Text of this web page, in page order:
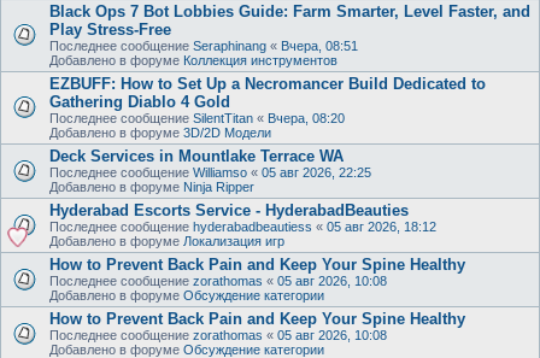
Black Ops 7 Bot Lobbies Guide: Farm Smarter, Level Faster, and
Play Stress-Free
Последнее сообщение Seraphinang « Вчера, 08:51
Добавлено в форуме Коллекция инструментов
EZBUFF: How to Set Up a Necromancer Build Dedicated to
Gathering Diablo 4 Gold
Последнее сообщение SilentTitan « Вчера, 08:20
Добавлено в форуме 3D/2D Модели
Deck Services in Mountlake Terrace WA
Последнее сообщение Williamso « 05 авг 2026, 22:25
Добавлено в форуме Ninja Ripper
Hyderabad Escorts Service - HyderabadBeauties
Последнее сообщение hyderabadbeautiess « 05 авг 2026, 18:12
Добавлено в форуме Локализация игр
How to Prevent Back Pain and Keep Your Spine Healthy
Последнее сообщение zorathomas « 05 авг 2026, 10:08
Добавлено в форуме Обсуждение категории
How to Prevent Back Pain and Keep Your Spine Healthy
Последнее сообщение zorathomas « 05 авг 2026, 10:08
Добавлено в форуме Обсуждение категории